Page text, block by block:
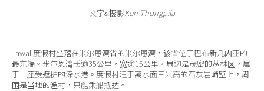
文字&摄影Ken Thongpila
Tawali度假村坐落在米尔恩湾省的米尔恩湾，该省位于巴布新几内亚的
最东端。米尔恩湾长逾35公里，宽逾15公里，周边是茂密的丛林区，属
于一座受遮护的深水港。度假村建于离水面三米高的石灰岩峭壁上，周
围是当地的渔村，只能乘船抵达。